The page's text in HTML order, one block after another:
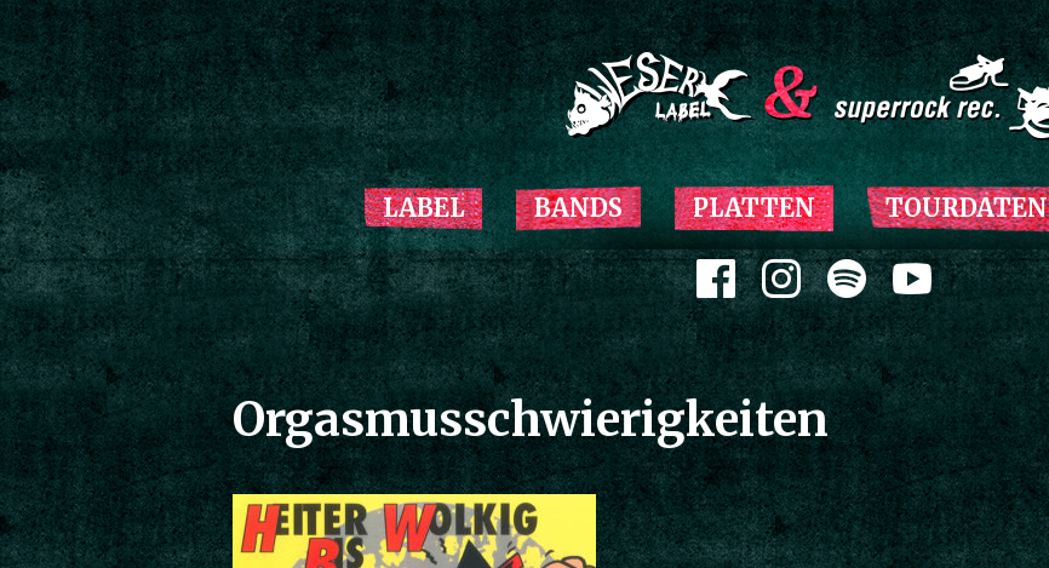
Zum Inhalt springen
LABEL BANDS PLATTEN TOURDATEN
Zum Inhalt springen
Orgasmusschwierigkeiten